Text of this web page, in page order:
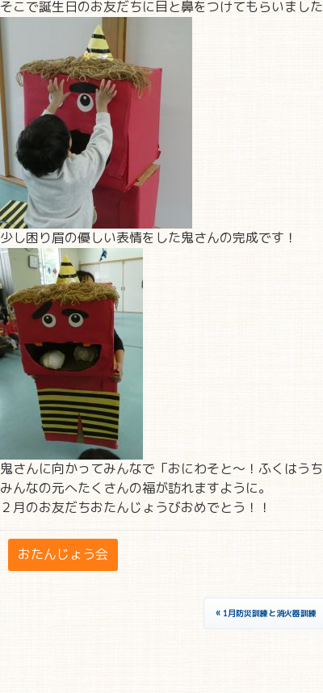
そこで誕生日のお友だちに目と鼻をつけてもらいました
少し困り眉の優しい表情をした鬼さんの完成です！
鬼さんに向かってみんなで「おにわそと～！ふくはう
みんなの元へたくさんの福が訪れますように。
２月のお友だちおたんじょうびおめでとう！！
おたんじょう会
« 1月防災訓練と消火器訓練